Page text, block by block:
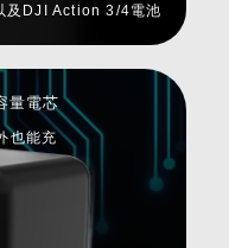
及DJI Action 3/4電池
量電芯
也能充